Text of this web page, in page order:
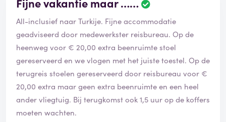
All-inclusief naar Turkije. Fijne accommodatie
geadviseerd door medewerkster reisbureau. Op de
heenweg voor € 20,00 extra beenruimte stoel
gereserveerd en we vlogen met het juiste toestel. Op de
terugreis stoelen gereserveerd door reisbureau voor €
20,00 extra maar geen extra beenruimte en een heel
ander vliegtuig. Bij terugkomst ook 1,5 uur op de koffers
moeten wachten.